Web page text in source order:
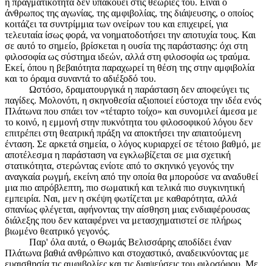
η πραγματικότητα δεν υπακούει στις θεωρίες του. Είναι ο
άνθρωπος της αγωνίας, της αμφιβολίας, της διάψευσης, ο οποίος
κοιτάζει τα συντρίμμια των ονείρων του και επιχειρεί, για
τελευταία ίσως φορά, να νοηματοδοτήσει την αποτυχία τους. Και
σε αυτό το σημείο, βρίσκεται η ουσία της παράστασης: όχι στη
φιλοσοφία ως σύστημα ιδεών, αλλά στη φιλοσοφία ως τραύμα.
Εκεί, όπου η βεβαιότητα παραχωρεί τη θέση της στην αμφιβολία
και το όραμα συναντά το αδιέξοδό του.
Ωστόσο, δραματουργικά η παράσταση δεν αποφεύγει τις
παγίδες. Μολονότι, η σκηνοθεσία αξιοποιεί εύστοχα την ιδέα ενός
Πλάτωνα που σπάει τον «τέταρτο τοίχο» και συνομιλεί άμεσα με
το κοινό, η εμμονή στην πυκνότητα του φιλοσοφικού λόγου δεν
επιτρέπει στη θεατρική πράξη να αποκτήσει την απαιτούμενη
ένταση. Σε αρκετά σημεία, ο λόγος κυριαρχεί σε τέτοιο βαθμό, με
αποτέλεσμα η παράσταση να εγκλωβίζεται σε μια σχετική
στατικότητα, στερώντας ενίοτε από το σκηνικό γεγονός την
αναγκαία ρωγμή, εκείνη από την οποία θα μπορούσε να αναδυθεί
μια πιο απρόβλεπτη, πιο σωματική και τελικά πιο συγκινητική
εμπειρία. Ναι, μεν η σκέψη φωτίζεται με καθαρότητα, αλλά
σπανίως φλέγεται, αφήνοντας την αίσθηση μιας ενδιαφέρουσας
διάλεξης που δεν καταφέρνει να μετασχηματιστεί σε πλήρως
βιωμένο θεατρικό γεγονός.
Παρ' όλα αυτά, ο Θωμάς Βελισσάρης αποδίδει έναν
Πλάτωνα βαθιά ανθρώπινο και στοχαστικό, αναδεικνύοντας με